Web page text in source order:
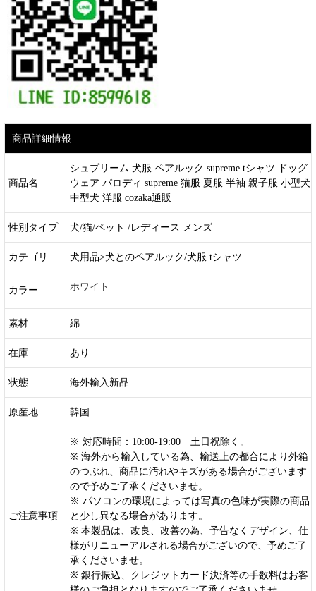
商品詳細情報
商品名
シュプリーム 犬服 ペアルック supreme tシャツ ドッグ
ウェア パロディ supreme 猫服 夏服 半袖 親子服 小型犬
中型犬 洋服 cozaka通販
性別タイプ 犬/猫/ペット /レディース メンズ
カテゴリ 犬用品>犬とのペアルック/犬服 tシャツ
カラー ホワイト
素材 綿
在庫 あり
状態 海外輸入新品
原産地 韓国
ご注意事項
※ 対応時間：10:00-19:00 土日祝除く。
※ 海外から輸入している為、輸送上の都合により外箱
のつぶれ、商品に汚れやキズがある場合がございます
ので予めご了承くださいませ。
※ パソコンの環境によっては写真の色味が実際の商品
と少し異なる場合があります。
※ 本製品は、改良、改善の為、予告なくデザイン、仕
様がリニューアルされる場合がございので、予めご了
承くださいませ。
※ 銀行振込、クレジットカード決済等の手数料はお客